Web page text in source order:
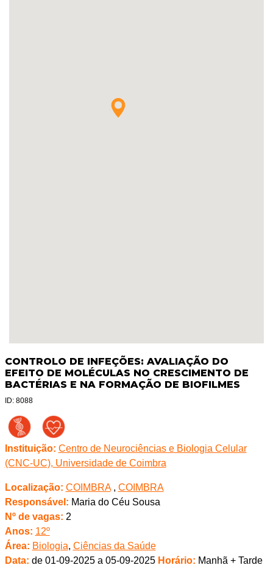
CONTROLO DE INFEÇÕES: AVALIAÇÃO DO
EFEITO DE MOLÉCULAS NO CRESCIMENTO DE
BACTÉRIAS E NA FORMAÇÃO DE BIOFILMES
ID: 8088
Instituição: Centro de Neurociências e Biologia Celular
(CNC-UC), Universidade de Coimbra
Localização: COIMBRA, COIMBRA
Responsável: Maria do Céu Sousa
Nº de vagas: 2
Anos: 12º
Área: Biologia, Ciências da Saúde
Data: de 01-09-2025 a 05-09-2025 Horário: Manhã + Tarde